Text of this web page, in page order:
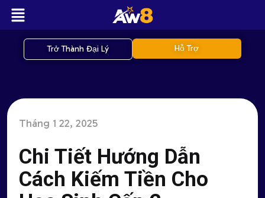
Trở Thành Đại Lý Hỗ Trợ
Tháng 1 22, 2025
Chi Tiết Hướng Dẫn
Cách Kiếm Tiền Cho